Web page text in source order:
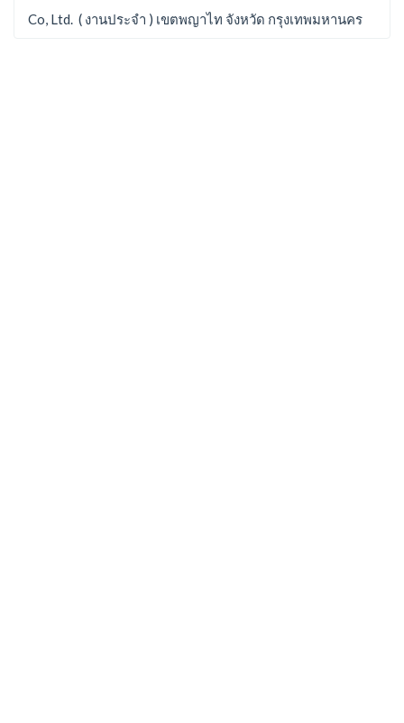
Co, Ltd. ( งานประจำ ) เขตพญาไท จังหวัด กรุงเทพมหานคร